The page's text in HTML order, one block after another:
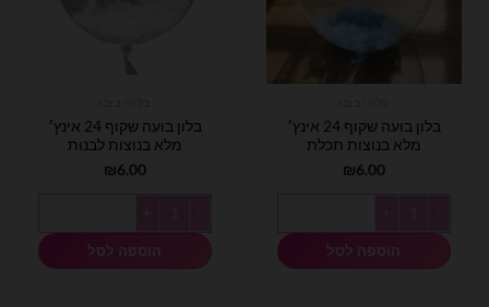
בלון בועה שקוף 24 אינץ׳
מלא בנוצות תכלת
₪6.00
הוספה לסל
בלון בועה שקוף 24 אינץ׳
מלא בנוצות לבנות
₪6.00
הוספה לסל